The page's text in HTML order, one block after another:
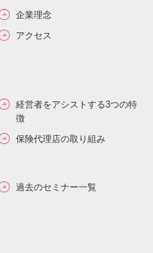
企業理念
アクセス
経営者をアシストする3つの特
徴
保険代理店の取り組み
過去のセミナー一覧